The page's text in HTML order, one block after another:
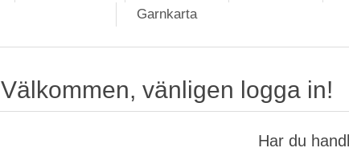
Garnkarta
Välkommen, vänligen logga in!
Har du